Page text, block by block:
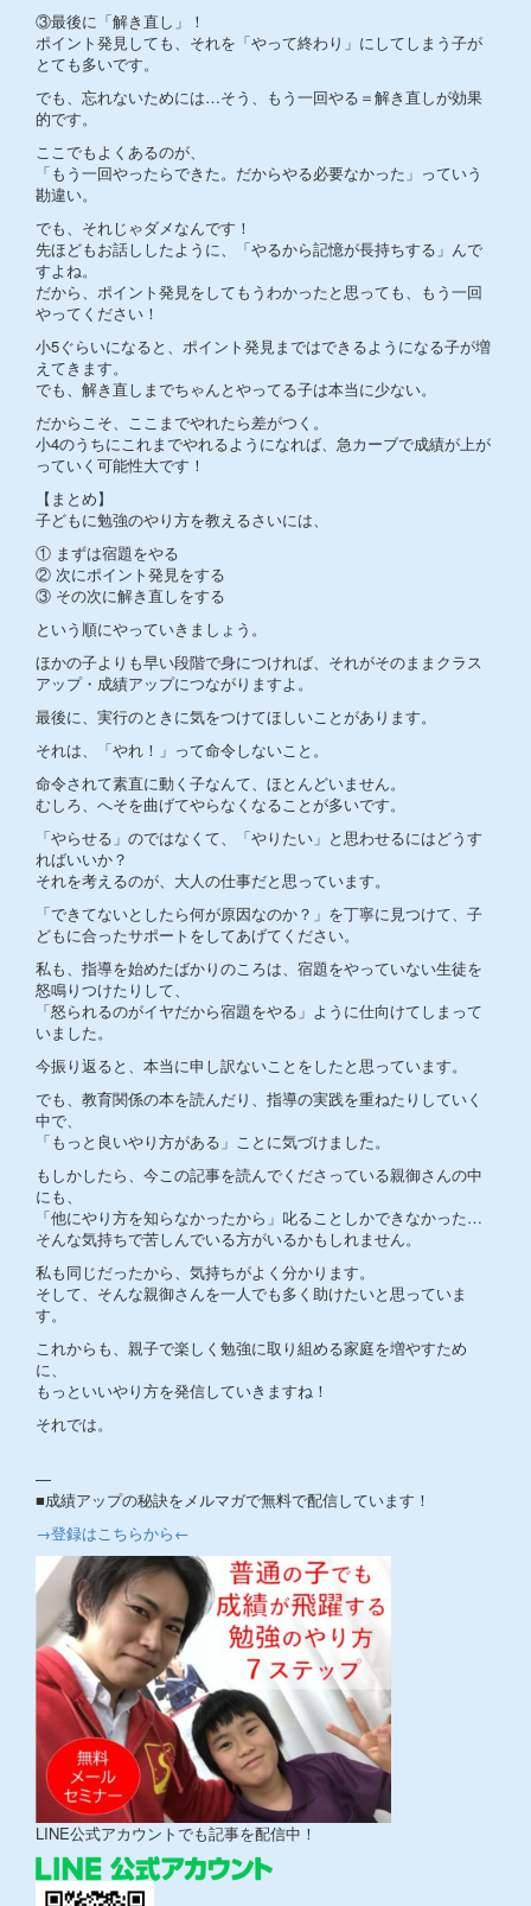
③最後に「解き直し」！
ポイント発見しても、それを「やって終わり」にしてしまう子が
とても多いです。
でも、忘れないためには…そう、もう一回やる＝解き直しが効果
的です。
ここでもよくあるのが、
「もう一回やったらできた。だからやる必要なかった」っていう
勘違い。
でも、それじゃダメなんです！
先ほどもお話ししたように、「やるから記憶が長持ちする」んで
すよね。
だから、ポイント発見をしてもうわかったと思っても、もう一回
やってください！
小5ぐらいになると、ポイント発見まではできるようになる子が増
えてきます。
でも、解き直しまでちゃんとやってる子は本当に少ない。
だからこそ、ここまでやれたら差がつく。
小4のうちにこれまでやれるようになれば、急カーブで成績が上が
っていく可能性大です！
【まとめ】
子どもに勉強のやり方を教えるさいには、
① まずは宿題をやる
② 次にポイント発見をする
③ その次に解き直しをする
という順にやっていきましょう。
ほかの子よりも早い段階で身につければ、それがそのままクラス
アップ・成績アップにつながりますよ。
最後に、実行のときに気をつけてほしいことがあります。
それは、「やれ！」って命令しないこと。
命令されて素直に動く子なんて、ほとんどいません。
むしろ、へそを曲げてやらなくなることが多いです。
「やらせる」のではなくて、「やりたい」と思わせるにはどうす
ればいいか？
それを考えるのが、大人の仕事だと思っています。
「できてないとしたら何が原因なのか？」を丁寧に見つけて、子
どもに合ったサポートをしてあげてください。
私も、指導を始めたばかりのころは、宿題をやっていない生徒を
怒鳴りつけたりして、
「怒られるのがイヤだから宿題をやる」ように仕向けてしまって
いました。
今振り返ると、本当に申し訳ないことをしたと思っています。
でも、教育関係の本を読んだり、指導の実践を重ねたりしていく
中で、
「もっと良いやり方がある」ことに気づけました。
もしかしたら、今この記事を読んでくださっている親御さんの中
にも、
「他にやり方を知らなかったから」叱ることしかできなかった…
そんな気持ちで苦しんでいる方がいるかもしれません。
私も同じだったから、気持ちがよく分かります。
そして、そんな親御さんを一人でも多く助けたいと思っていま
す。
これからも、親子で楽しく勉強に取り組める家庭を増やすため
に、
もっといいやり方を発信していきますね！
それでは。
—
■成績アップの秘訣をメルマガで無料で配信しています！
→登録はこちらから←
LINE公式アカウントでも記事を配信中！